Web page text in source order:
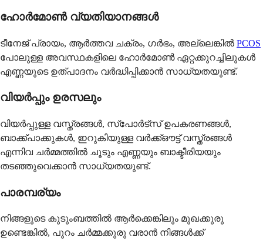
ഹോർമോൺ വ്യതിയാനങ്ങൾ
ടീനേജ് പ്രായം, ആർത്തവ ചക്രം, ഗർഭം, അല്ലെങ്കിൽ PCOS
പോലുള്ള അവസ്ഥകളിലെ ഹോർമോൺ ഏറ്റക്കുറച്ചിലുകൾ
എണ്ണയുടെ ഉത്പാദനം വർദ്ധിപ്പിക്കാൻ സാധ്യതയുണ്ട്.
വിയർപ്പും ഉരസലും
വിയർപ്പുള്ള വസ്ത്രങ്ങൾ, സ്പോർട്സ് ഉപകരണങ്ങൾ,
ബാക്ക്പാക്കുകൾ, ഇറുകിയുള്ള വർക്ക്ഔട്ട് വസ്ത്രങ്ങൾ
എന്നിവ ചർമ്മത്തിൽ ചൂടും എണ്ണയും ബാക്ടീരിയയും
തടഞ്ഞുവെക്കാൻ സാധ്യതയുണ്ട്.
പാരമ്പര്യം
നിങ്ങളുടെ കുടുംബത്തിൽ ആർക്കെങ്കിലും മുഖക്കുരു
ഉണ്ടെങ്കിൽ, പുറം ചർമ്മക്കുരു വരാൻ നിങ്ങൾക്ക്